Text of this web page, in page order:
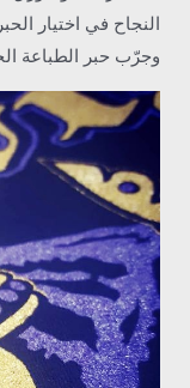
النجاح في اختيار
وجرّب حبر الطباعة